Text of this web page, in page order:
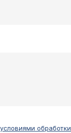
условиями обработки